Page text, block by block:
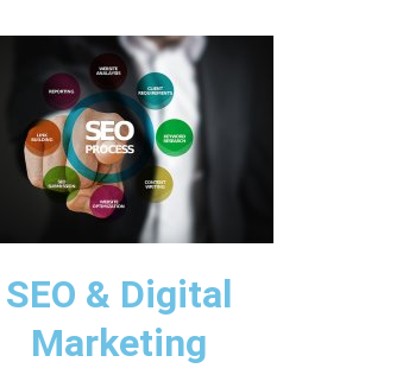
SEO & Digital
Marketing